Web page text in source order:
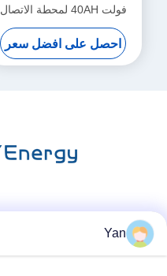
فولت 40AH لمحطة الاتصال
UPS Medical
احصل على افضل سعر
Yan